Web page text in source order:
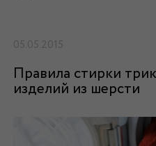
05.05.2015
Правила стирки
изделий из шерсти